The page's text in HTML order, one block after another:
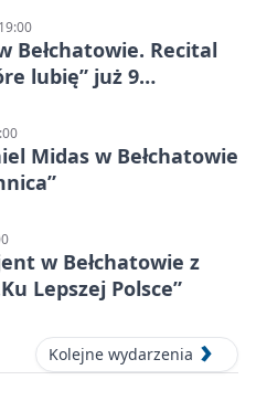
Bełchatowie. Recital
lubię” już 9
Midas w Bełchatowie
w Bełchatowie z
Lepszej Polsce”
Kolejne wydarzenia